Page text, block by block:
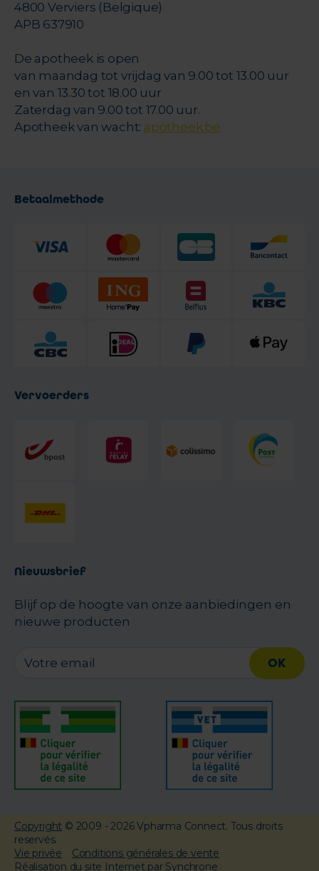
4800 Verviers (Belgique)
APB 637910
De apotheek is open
van maandag tot vrijdag van 9.00 tot 13.00 uur
en van 13.30 tot 18.00 uur
Zaterdag van 9.00 tot 17.00 uur.
Apotheek van wacht: apotheek.be
Betaalmethode
Vervoerders
Nieuwsbrief
Blijf op de hoogte van onze aanbiedingen en
nieuwe producten
OK
Copyright © 2009 - 2026 Vpharma Connect. Tous droits
reservés.
Vie privée
Conditions générales de vente
Réalisation du site Internet par Synchrone